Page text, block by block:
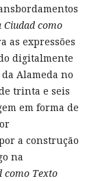
Ciudad como
as expressões
digitalmente
Alameda no
trinta e seis
em forma de
a construção
na
como Texto